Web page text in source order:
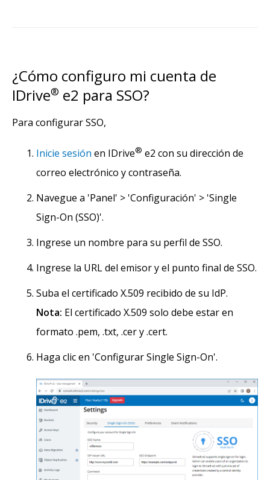
¿Cómo configuro mi cuenta de
IDrive® e2 para SSO?
Para configurar SSO,
Inicie sesión en IDrive® e2 con su dirección de
correo electrónico y contraseña.
Navegue a 'Panel' > 'Configuración' > 'Single
Sign-On (SSO)'.
Ingrese un nombre para su perfil de SSO.
Ingrese la URL del emisor y el punto final de SSO.
Suba el certificado X.509 recibido de su IdP.
Nota: El certificado X.509 solo debe estar en
formato .pem, .txt, .cer y .cert.
Haga clic en 'Configurar Single Sign-On'.